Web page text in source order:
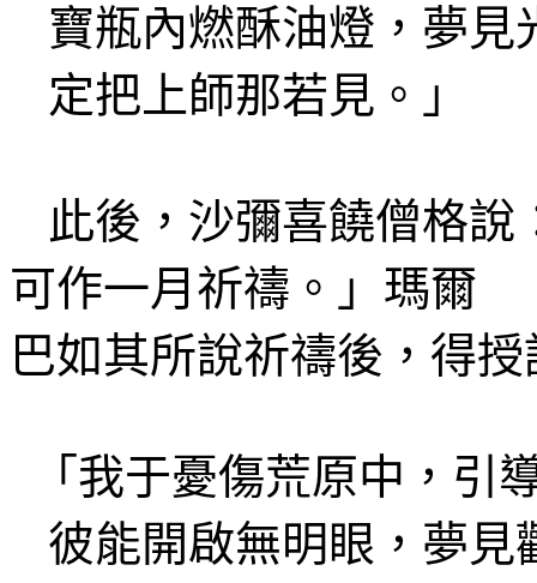
寶瓶內燃酥油燈，夢見
定把上師那若 見。」
此後，沙彌喜饒僧格說
可作一月祈禱。」 瑪爾
巴如其所說祈禱後， 得授
「我于憂傷荒原中，引
彼能開啟無明眼，夢見